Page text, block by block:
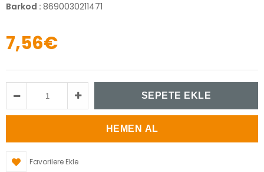
Barkod : 8690030211471
7,56€
Favorilere Ekle